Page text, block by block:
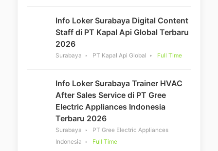
Info Loker Surabaya Digital Content
Staff di PT Kapal Api Global Terbaru
2026
Surabaya PT Kapal Api Global Full Time
Info Loker Surabaya Trainer HVAC
After Sales Service di PT Gree
Electric Appliances Indonesia
Terbaru 2026
Surabaya
PT Gree Electric Appliances
Indonesia
Full Time